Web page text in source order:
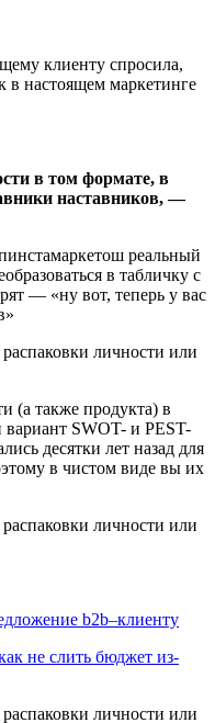
клиенту спросила,
в настоящем маркетинге
в том формате, в
наставников, —
реальный
в табличку с
— «ну вот, теперь у вас
(а также продукта) в
SWOT- и PEST-
десятки лет назад для
в чистом виде вы их
b2b–клиенту
не слить бюджет из-